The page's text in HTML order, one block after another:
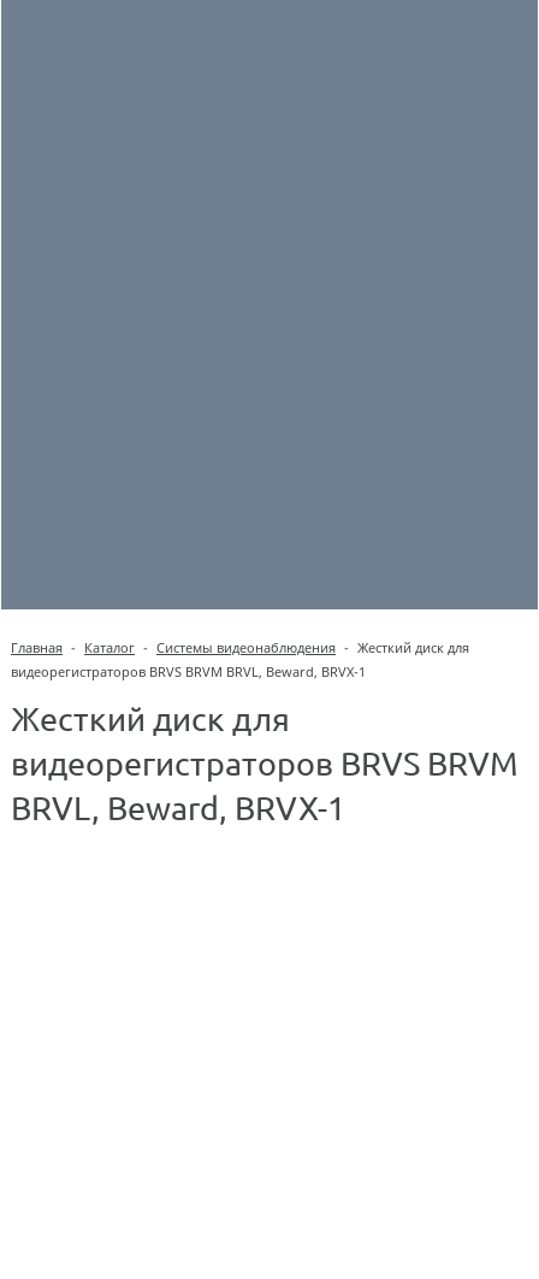
Главная - Каталог - Системы видеонаблюдения - Жесткий диск для
видеорегистраторов BRVS BRVM BRVL, Beward, BRVX-1
Жесткий диск для
видеорегистраторов BRVS BRVM
BRVL, Beward, BRVX-1